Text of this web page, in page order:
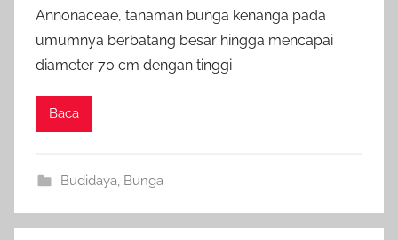
Annonaceae, tanaman bunga kenanga pada
umumnya berbatang besar hingga mencapai
diameter 70 cm dengan tinggi
Baca
Budidaya Bunga